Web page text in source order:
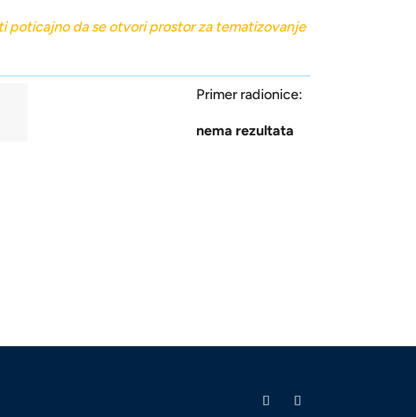
poticajno da se otvori prostor za tematizovanje
Primer radionice:
nema rezultata